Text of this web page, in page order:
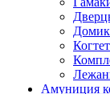
Амуниция